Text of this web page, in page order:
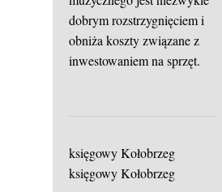
dobrym rozstrzygnięciem i
obniża koszty związane z
inwestowaniem na sprzęt.
księgowy Kołobrzeg
księgowy Kołobrzeg